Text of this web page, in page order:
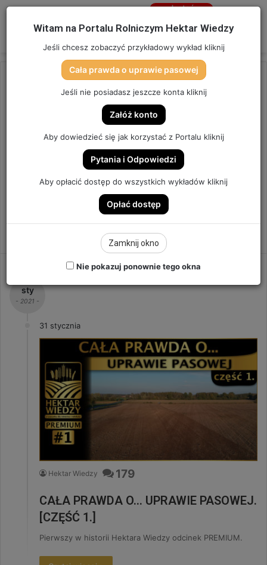
Menu
Jesteś
Strona główna/FILMY/PREMIUM
PREMIUM
sty
- 2021 -
31 stycznia
Hektar Wiedzy 179
CAŁA PRAWDA O… UPRAWIE PASOWEJ.
[CZĘŚĆ 1.]
Pierwszy w historii Hektara Wiedzy odcinek PREMIUM.
Witam na Portalu Rolniczym Hektar Wiedzy
Jeśli chcesz zobaczyć przykładowy wykład kliknij
Cała prawda o uprawie pasowej
Jeśli nie posiadasz jeszcze konta kliknij
Załóż konto
Aby dowiedzieć się jak korzystać z Portalu kliknij
Pytania i Odpowiedzi
Aby opłacić dostęp do wszystkich wykładów kliknij
Opłać dostęp
Zamknij okno
Nie pokazuj ponownie tego okna